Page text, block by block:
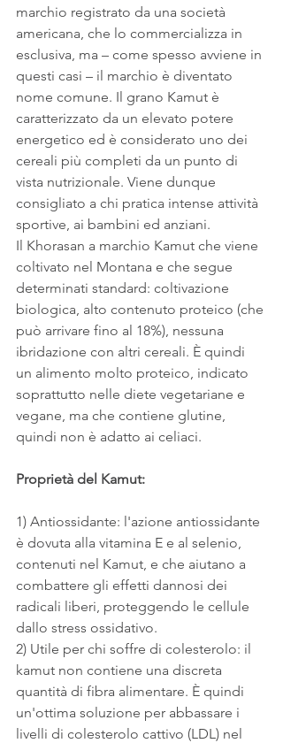
marchio registrato da una società
americana, che lo commercializza in
esclusiva, ma – come spesso avviene in
questi casi – il marchio è diventato
nome comune. Il grano Kamut è
caratterizzato da un elevato potere
energetico ed è considerato uno dei
cereali più completi da un punto di
vista nutrizionale. Viene dunque
consigliato a chi pratica intense attività
sportive, ai bambini ed anziani.
Il Khorasan a marchio Kamut che viene
coltivato nel Montana e che segue
determinati standard: coltivazione
biologica, alto contenuto proteico (che
può arrivare fino al 18%), nessuna
ibridazione con altri cereali. È quindi
un alimento molto proteico, indicato
soprattutto nelle diete vegetariane e
vegane, ma che contiene glutine,
quindi non è adatto ai celiaci.
Proprietà del Kamut:
1) Antiossidante: l'azione antiossidante
è dovuta alla vitamina E e al selenio,
contenuti nel Kamut, e che aiutano a
combattere gli effetti dannosi dei
radicali liberi, proteggendo le cellule
dallo stress ossidativo.
2) Utile per chi soffre di colesterolo: il
kamut non contiene una discreta
quantità di fibra alimentare. È quindi
un'ottima soluzione per abbassare i
livelli di colesterolo cattivo (LDL) nel